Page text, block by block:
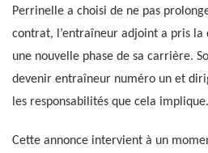
Perrinelle a choisi de ne pas
contrat, l’entraîneur adjoint a pris la
une nouvelle phase de sa carrière.
devenir entraîneur numéro un et
les responsabilités que cela implique.
Cette annonce intervient à un